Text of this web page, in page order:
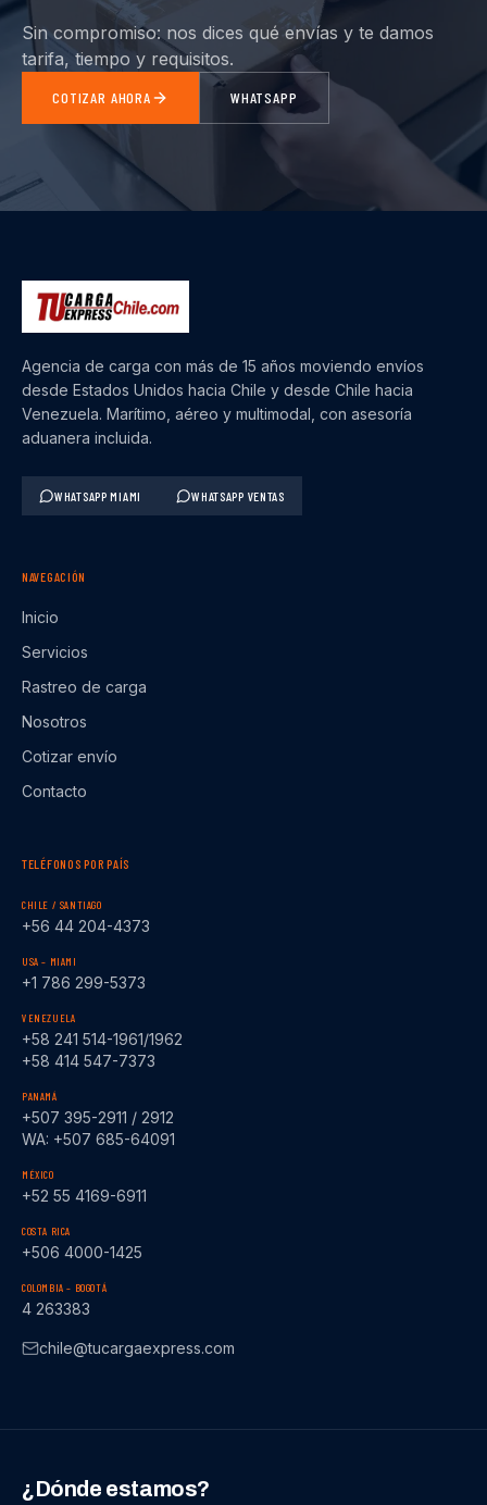
Sin compromiso: nos dices qué envías y te damos
tarifa, tiempo y requisitos.
COTIZAR AHORA WHATSAPP
Agencia de carga con más de 15 años moviendo envíos
desde Estados Unidos hacia Chile y desde Chile hacia
Venezuela. Marítimo, aéreo y multimodal, con asesoría
aduanera incluida.
WHATSAPP MIAMI WHATSAPP VENTAS
NAVEGACIÓN
Inicio
Servicios
Rastreo de carga
Nosotros
Cotizar envío
Contacto
TELÉFONOS POR PAÍS
CHILE / SANTIAGO
+56 44 204-4373
USA – MIAMI
+1 786 299-5373
VENEZUELA
+58 241 514-1961/1962
+58 414 547-7373
PANAMÁ
+507 395-2911 / 2912
WA: +507 685-64091
MÉXICO
+52 55 4169-6911
COSTA RICA
+506 4000-1425
COLOMBIA – BOGOTÁ
4 263383
chile@tucargaexpress.com
¿Dónde estamos?